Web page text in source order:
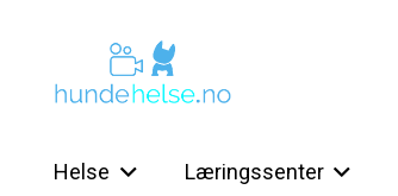
Helse Læringssenter